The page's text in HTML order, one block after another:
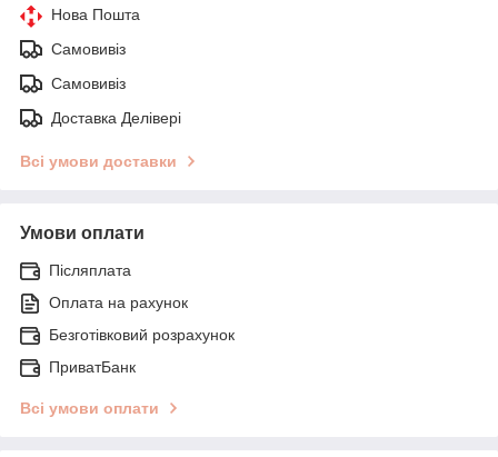
Нова Пошта
Самовивіз
Самовивіз
Доставка Делівері
Всі умови доставки
Умови оплати
Післяплата
Оплата на рахунок
Безготівковий розрахунок
ПриватБанк
Всі умови оплати